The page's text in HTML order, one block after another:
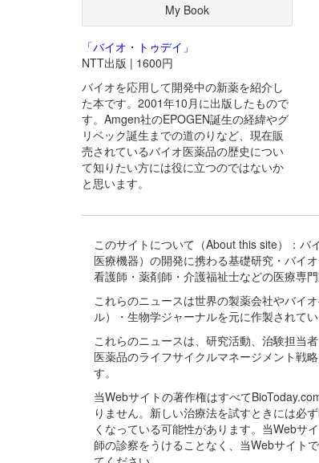
My Book
「バイオ・トゥデイ」
NTT出版 | 1600円
バイオを応用して開発中の新薬を紹介し
た本です。2001年10月に出版したもので
す。Amgen社のEPOGEN誕生の経緯やグ
リベック誕生までの道のりなど、現在販
売されているバイオ医薬品の歴史につい
て知りたい方には役に立つのではないか
と思います。
このサイトについて（About this site）：バ
医療機器）の開発に携わる基礎研究・バイ
看護師・薬剤師・介護福祉士などの医療専
これらのニュースは世界の製薬会社やバイ
ル）・生物学ジャーナルを元に作製されてい
これらのニュースは、研究活動、治験担当
医薬品のライフサイクルマネージメント戦
す。
当Webサイトの著作権はすべて
りません。新しい治療法を試すときには必
くなっている可能性があります。当Webサ
師の診察をうけることなく、当Webサイト